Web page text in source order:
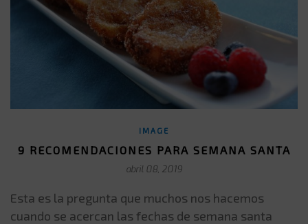
IMAGE
9 RECOMENDACIONES PARA SEMANA SANTA
abril 08, 2019
Esta es la pregunta que muchos nos hacemos
cuando se acercan las fechas de semana santa